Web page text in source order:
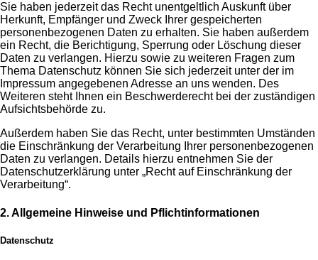
Sie haben jederzeit das Recht unentgeltlich Auskunft über
Herkunft, Empfänger und Zweck Ihrer gespeicherten
personenbezogenen Daten zu erhalten. Sie haben außerdem
ein Recht, die Berichtigung, Sperrung oder Löschung dieser
Daten zu verlangen. Hierzu sowie zu weiteren Fragen zum
Thema Datenschutz können Sie sich jederzeit unter der im
Impressum angegebenen Adresse an uns wenden. Des
Weiteren steht Ihnen ein Beschwerderecht bei der zuständigen
Aufsichtsbehörde zu.
Außerdem haben Sie das Recht, unter bestimmten Umständen
die Einschränkung der Verarbeitung Ihrer personenbezogenen
Daten zu verlangen. Details hierzu entnehmen Sie der
Datenschutzerklärung unter „Recht auf Einschränkung der
Verarbeitung“.
2. Allgemeine Hinweise und Pflichtinformationen
Datenschutz